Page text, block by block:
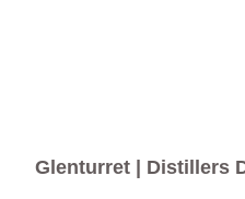
Glenturret | Distillers